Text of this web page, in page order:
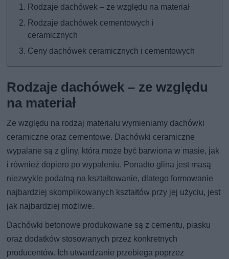
Rodzaje dachówek – ze względu na materiał
Rodzaje dachówek cementowych i
ceramicznych
Ceny dachówek ceramicznych i cementowych
Rodzaje dachówek – ze względu
na materiał
Ze względu na rodzaj materiału wymieniamy dachówki
ceramiczne oraz cementowe. Dachówki ceramiczne
wypalane są z gliny, która może być barwiona w masie, jak
i również dopiero po wypaleniu. Ponadto glina jest masą
niezwykle podatną na kształtowanie, dlatego formowanie
najbardziej skomplikowanych kształtów przy jej użyciu, jest
jak najbardziej możliwe.
Dachówki betonowe produkowane są z cementu, piasku
oraz dodatków stosowanych przez konkretnych
producentów. Ich utwardzanie przebiega poprzez